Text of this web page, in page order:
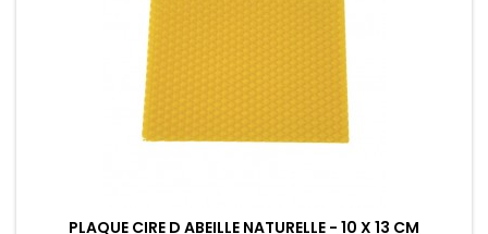
PLAQUE CIRE D ABEILLE NATURELLE - 10 X 13 CM